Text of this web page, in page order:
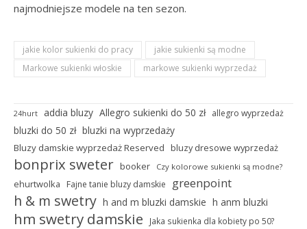
najmodniejsze modele na ten sezon.
jakie kolor sukienki do pracy
jakie sukienki są modne
Markowe sukienki włoskie
markowe sukienki wyprzedaż
24hurt addia bluzy Allegro sukienki do 50 zł allegro wyprzedaż
bluzki do 50 zł bluzki na wyprzedaży
Bluzy damskie wyprzedaż Reserved bluzy dresowe wyprzedaż
bonprix sweter booker Czy kolorowe sukienki są modne?
ehurtwolka Fajne tanie bluzy damskie greenpoint
h & m swetry h and m bluzki damskie h anm bluzki
hm swetry damskie Jaka sukienka dla kobiety po 50?